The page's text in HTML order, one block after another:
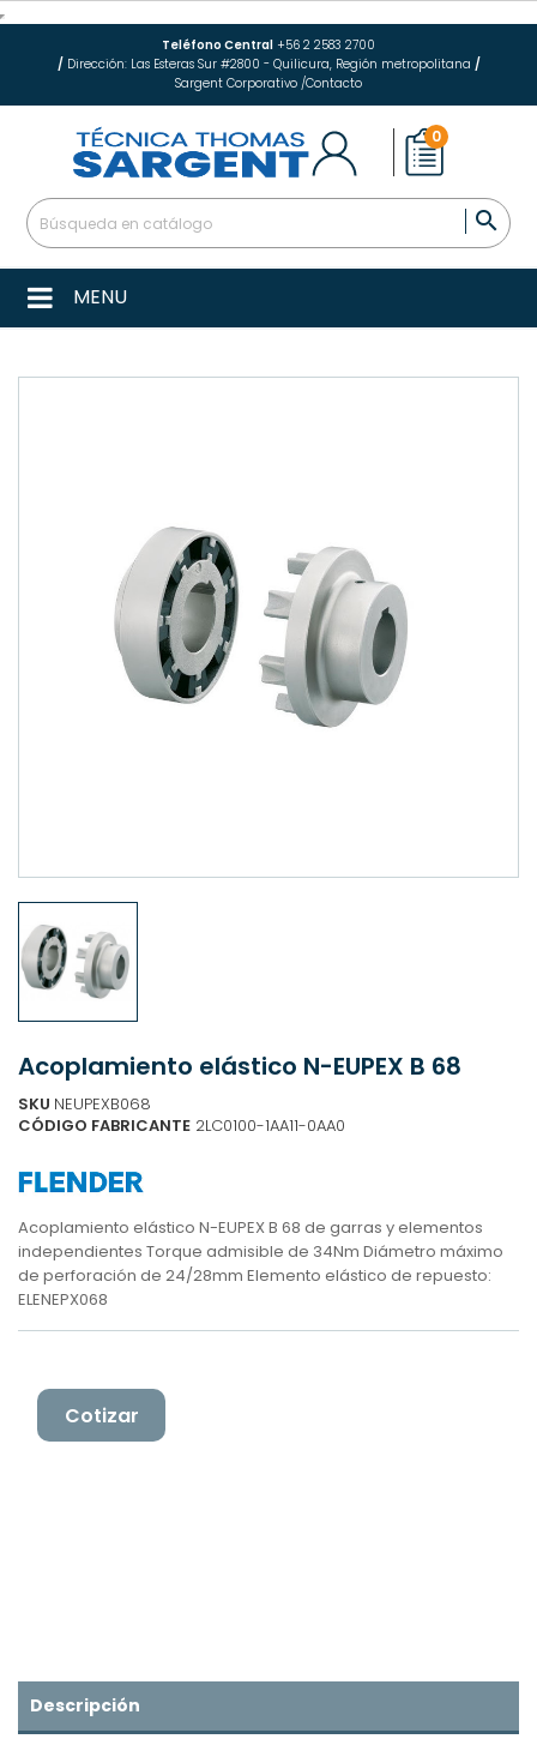
Teléfono Central +56 2 2583 2700
/Dirección: Las Esteras Sur #2800 - Quilicura, Región metropolitana /
Sargent Corporativo /Contacto
0

MENU
Acoplamiento elástico N-EUPEX B 68
SKU NEUPEXB068
CÓDIGO FABRICANTE 2LC0100-1AA11-0AA0
Acoplamiento elástico N-EUPEX B 68 de garras y elementos
independientes Torque admisible de 34Nm Diámetro máximo
de perforación de 24/28mm Elemento elástico de repuesto:
ELENEPX068
Cotizar
Descripción